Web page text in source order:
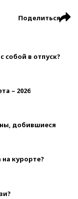
Поделиться
собой в отпуск?
– 2026
добившиеся
курорте?